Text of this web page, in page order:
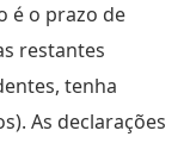
é o prazo de
restantes
tenha
As declarações